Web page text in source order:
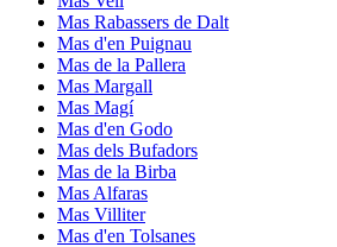
Mas Rabassers de Dalt
Mas d'en Puignau
Mas de la Pallera
Mas Margall
Mas Magí
Mas d'en Godo
Mas dels Bufadors
Mas de la Birba
Mas Alfaras
Mas Villiter
Mas d'en Tolsanes